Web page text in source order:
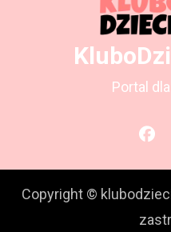
Portal
Copyright ©